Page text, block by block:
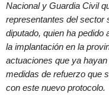
Nacional y Guardia Civil
representantes del sector
diputado, quien ha pedido
la implantación en la
actuaciones que ya
medidas de refuerzo que
con este nuevo protocolo.